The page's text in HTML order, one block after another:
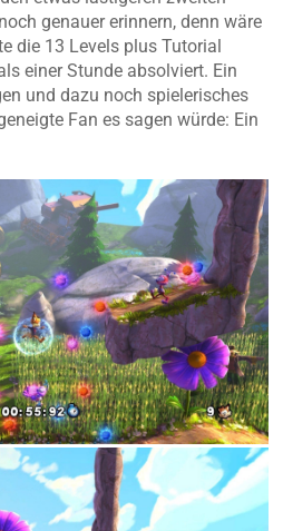
genauer erinnern, denn wäre
die 13 Levels plus Tutorial
einer Stunde absolviert. Ein
und dazu noch spielerisches
Fan es sagen würde: Ein